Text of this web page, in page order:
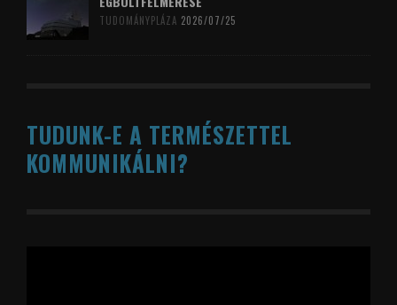
TUDOMÁNYPLÁZA 2026/07/25
TUDUNK-E A TERMÉSZETTEL
KOMMUNIKÁLNI?